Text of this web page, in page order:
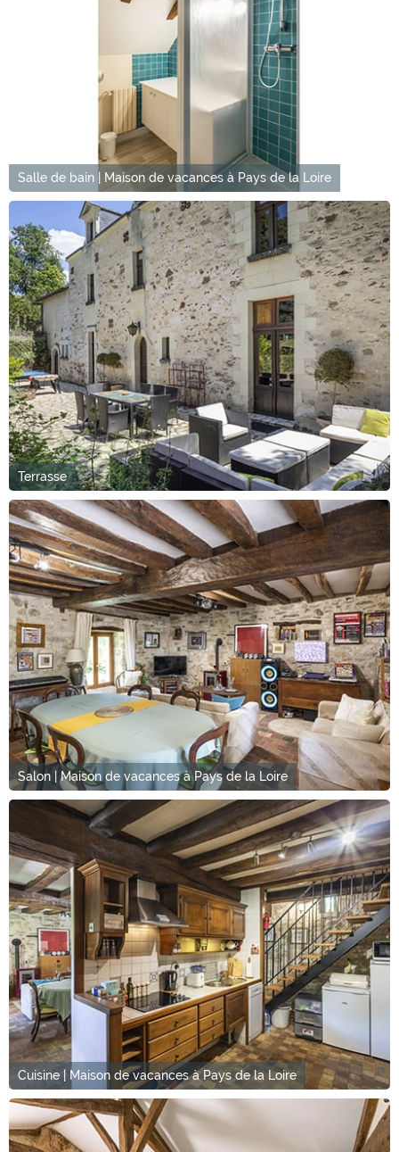
Salle de bain | Maison de vacances à Pays de la Loire
Terrasse
Salon | Maison de vacances à Pays de la Loire
Cuisine | Maison de vacances à Pays de la Loire